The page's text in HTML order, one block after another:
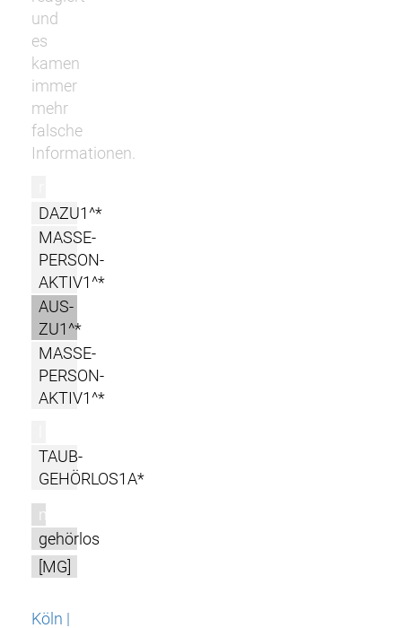
und
es
kamen
immer
mehr
falsche
Informationen.
DAZU1^*
MASSE-
PERSON-
AKTIV1^*
AUS-
ZU1^*
MASSE-
PERSON-
AKTIV1^*
TAUB-
GEHÖRLOS1A*
m
gehörlos
[MG]
Köln |